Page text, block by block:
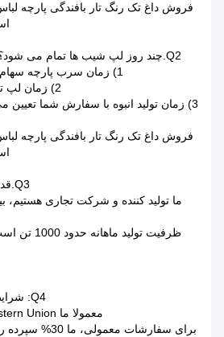
فروش داغ تک رنگ تار بافندگی پارچه
Q2.چند روز لپ شیب ها تمام می شود؟درباره زمان تولید انبوه؟
1) زمان سرب پارچه سهام ما حدود 3-5 روز است.
2) زمان لپ تاپ حدود 4-5 روز است.
فروش داغ تک رنگ تار بافندگی پارچه
Q3.قدرت شرکت شما چطور؟
ظرفیت
Q4: شرایط پرداخت شما چیست؟
معمولا ما T/T، Western Union را می پذیریم.
برای سفارشات